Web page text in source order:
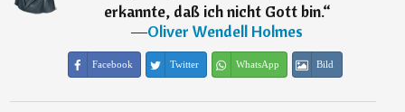
erkannte, daß ich nicht Gott bin.“
―Oliver Wendell Holmes
Facebook Twitter WhatsApp Bild